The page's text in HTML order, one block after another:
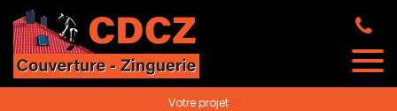
Votre projet
Panneau de gestion des cookies